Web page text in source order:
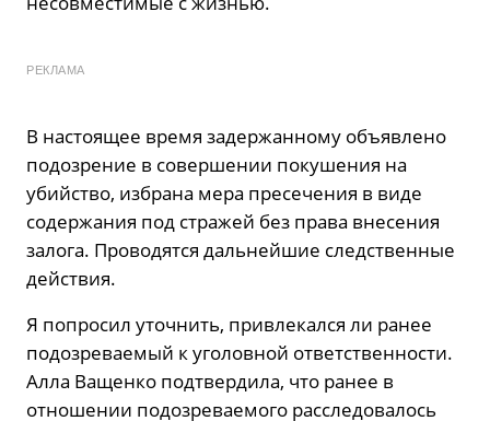
РЕКЛАМА
В настоящее время задержанному объявлено
подозрение в совершении покушения на
убийство, избрана мера пресечения в виде
содержания под стражей без права внесения
залога. Проводятся дальнейшие следственные
действия.
Я попросил уточнить, привлекался ли ранее
подозреваемый к уголовной ответственности.
Алла Ващенко подтвердила, что ранее в
отношении подозреваемого расследовалось